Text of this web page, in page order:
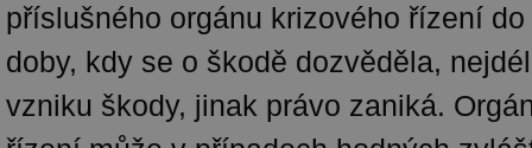
příslušného orgánu krizového řízení
doby, kdy se o škodě dozvěděla,
vzniku škody, jinak právo zaniká.